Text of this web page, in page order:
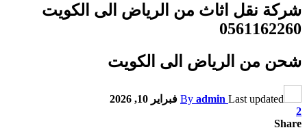
شركة نقل اثاث من الرياض الى الكويت
0561162260
شحن من الرياض الى الكويت
By admin Last updated
فبراير 10, 2026
2
Share